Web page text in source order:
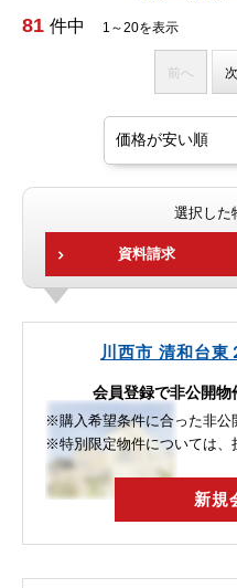
81 件中 1～20を表示
前へ
選択した
資料請求
川西市 清和台東
会員登録で非公開物
※購入希望条件に合った非公
※特別限定物件については、
新規